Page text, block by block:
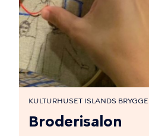
KULTURHUSET ISLANDS BRYGGE
Broderisalon